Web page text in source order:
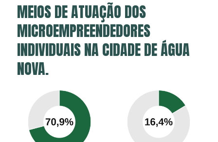
MEIOS DE ATUAÇÃO DOS
MICROEMPREENDEDORES
INDIVIDUAIS NA CIDADE DE ÁGUA
NOVA.